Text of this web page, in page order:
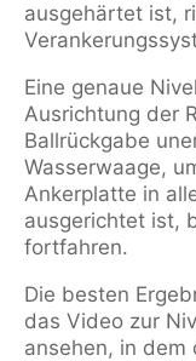
ausgehärtet ist,
Eine genaue
Ausrichtung der
Ballrückgabe
Wasserwaage,
Ankerplatte in
ausgerichtet ist,
fortfahren.
Die besten
das Video zur
ansehen, in dem